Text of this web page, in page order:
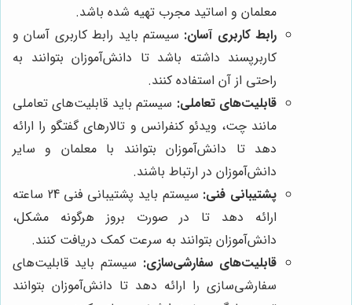
معلمان و اساتید مجرب تهیه شده باشد.
رابط کاربری آسان: سیستم باید رابط کاربری آسان و
کاربرپسند داشته باشد تا دانش‌آموزان بتوانند به
راحتی از آن استفاده کنند.
قابلیت‌های تعاملی: سیستم باید قابلیت‌های تعاملی
مانند چت، ویدئو کنفرانس و تالارهای گفتگو را ارائه
دهد تا دانش‌آموزان بتوانند با معلمان و سایر
دانش‌آموزان در ارتباط باشند.
پشتیبانی فنی:
سیستم باید پشتیبانی فنی 24 ساعته
ارائه دهد تا در صورت بروز هرگونه مشکل،
دانش‌آموزان بتوانند به سرعت کمک دریافت کنند.
قابلیت‌های سفارشی‌سازی: سیستم باید قابلیت‌های
سفارشی‌سازی را ارائه دهد تا دانش‌آموزان بتوانند